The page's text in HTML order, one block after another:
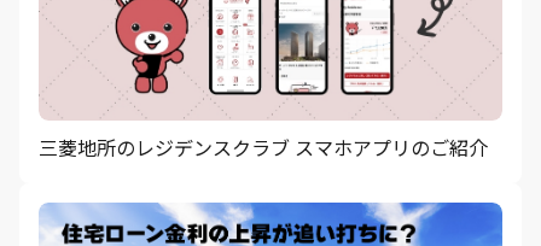
三菱地所のレジデンスクラブ スマホアプリのご紹介